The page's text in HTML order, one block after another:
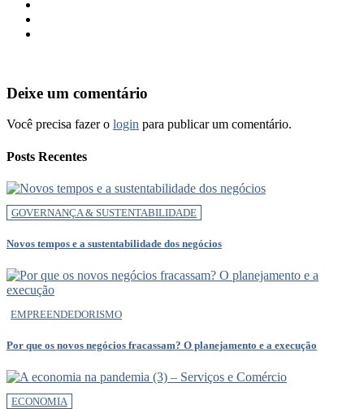
Deixe um comentário
Você precisa fazer o login para publicar um comentário.
Posts Recentes
GOVERNANÇA & SUSTENTABILIDADE
Novos tempos e a sustentabilidade dos negócios
EMPREENDEDORISMO
Por que os novos negócios fracassam? O planejamento e a execução
ECONOMIA